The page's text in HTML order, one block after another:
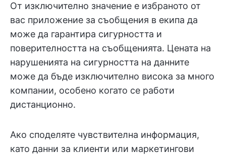
От изключително значение е избраното от
вас приложение за съобщения в екипа да
може да гарантира сигурността и
поверителността на съобщенията. Цената на
нарушенията на сигурността на данните
може да бъде изключително висока за много
компании, особено когато се работи
дистанционно.
Ако споделяте чувствителна информация,
като данни за клиенти или маркетингови